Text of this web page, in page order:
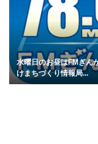
水曜日のお昼はFMぎん
けまちづくり情報局...